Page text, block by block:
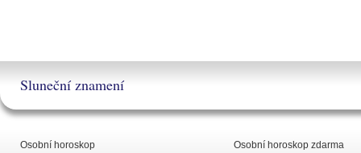
Sluneční znamení
Osobní horoskop
Osobní horoskop zdarma